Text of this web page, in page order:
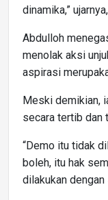
dinamika,”
Abdulloh
menolak aksi
aspirasi
Meski demikian,
secara tertib dan
“Demo itu tidak
boleh, itu hak
dilakukan dengan